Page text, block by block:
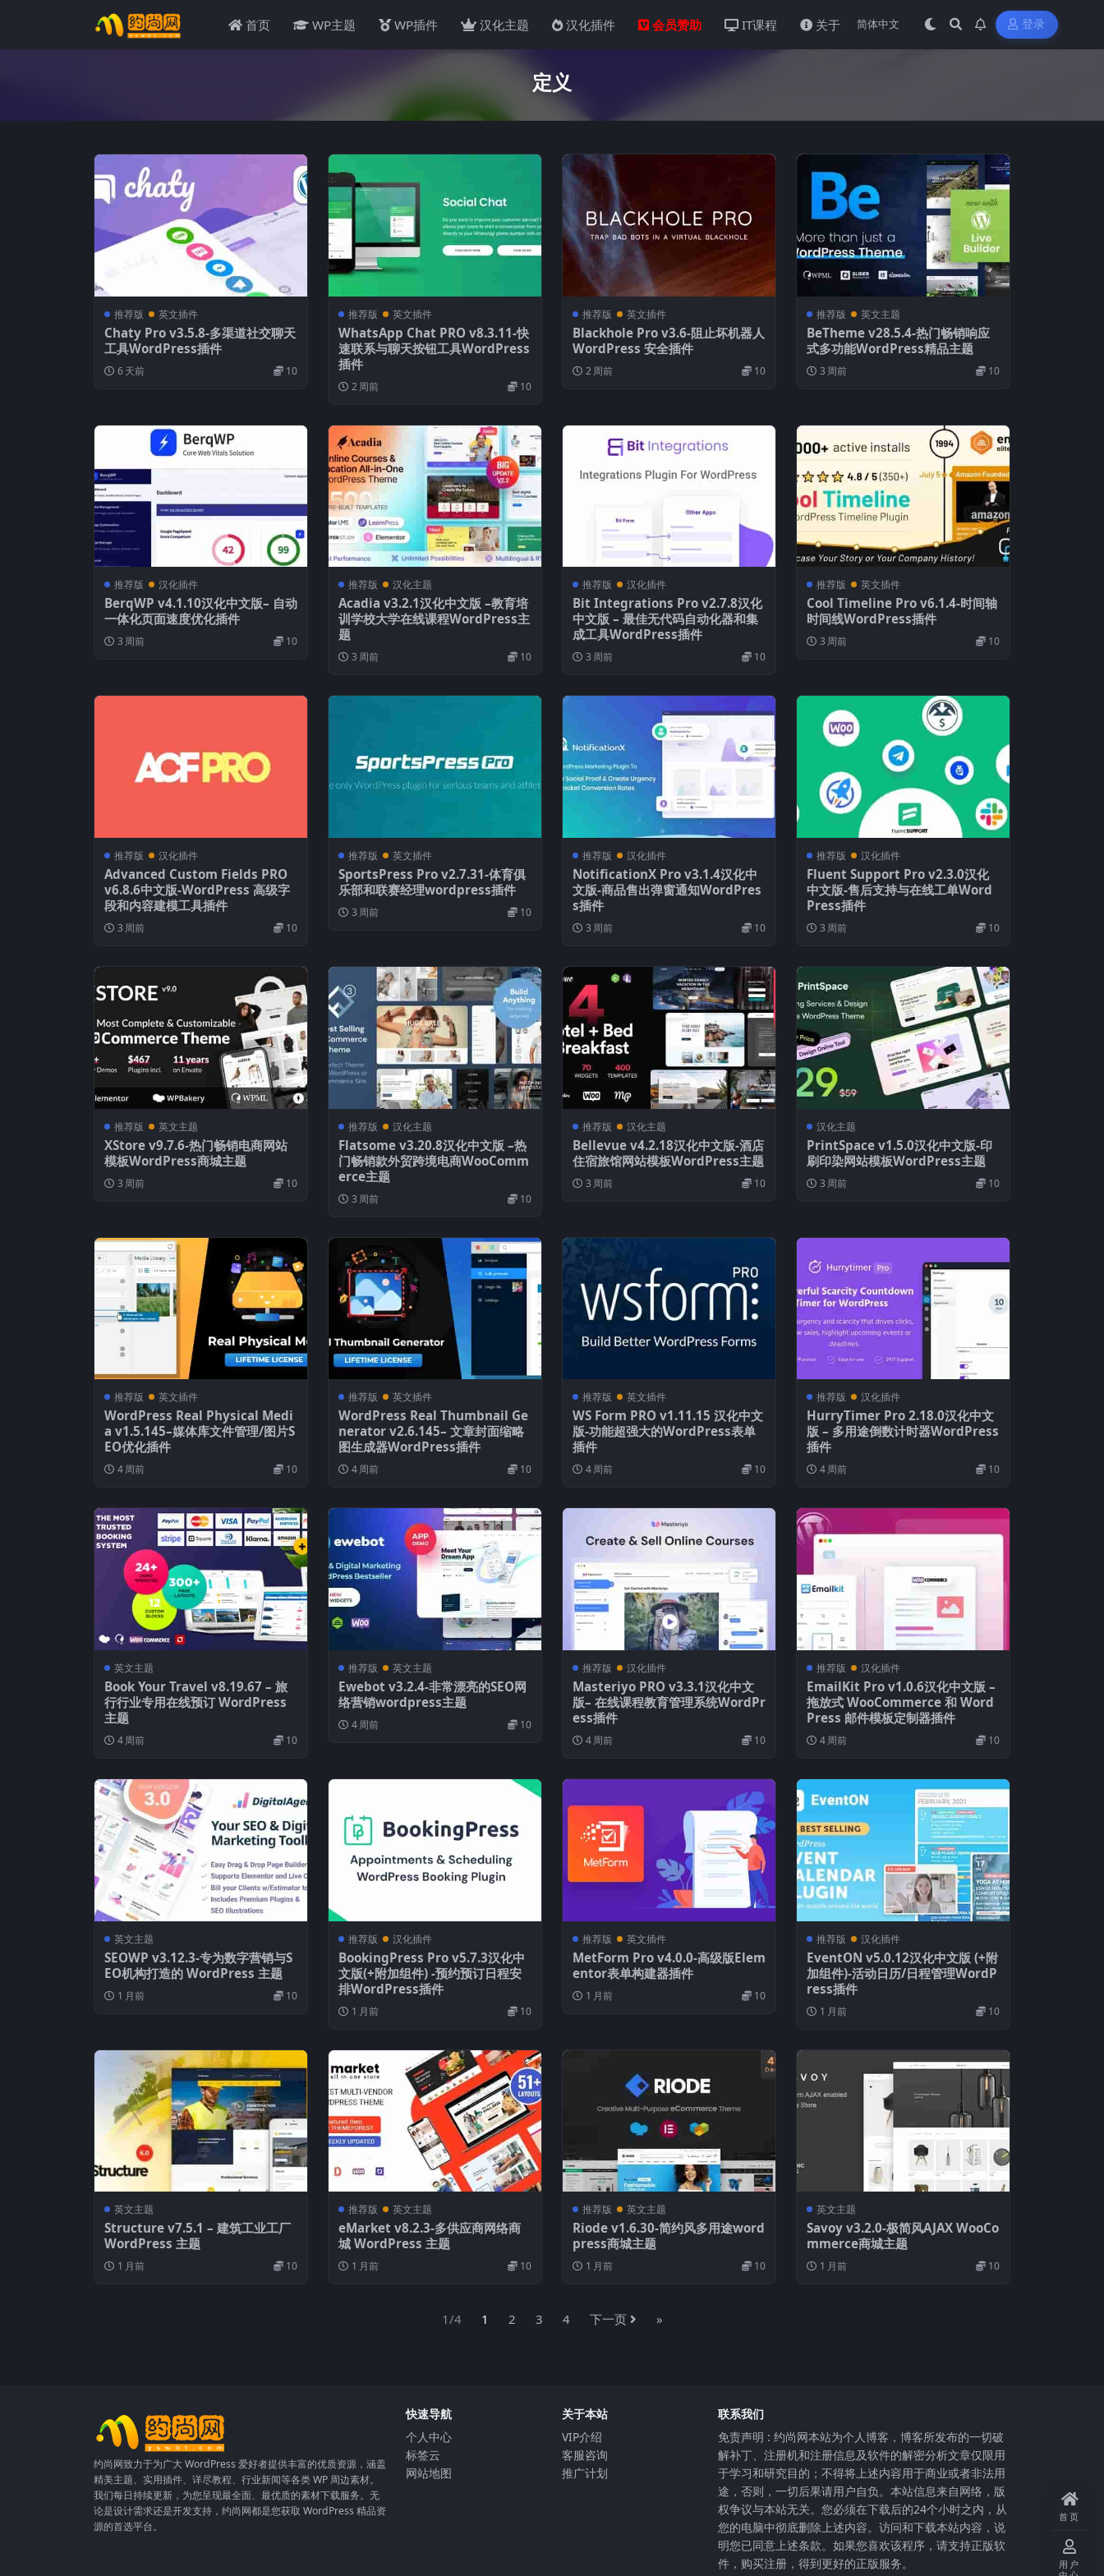
首页 WP主题 WP插件 汉化主题 汉化插件 会员赞助 IT课程 关于 登录
定义
推荐版 英文插件
Chaty Pro v3.5.8-多渠道社交聊天
工具WordPress插件
6 天前 10
推荐版 英文插件
WhatsApp Chat PRO v8.3.11-快
速联系与聊天按钮工具WordPress
插件
2 周前 10
推荐版 英文插件
Blackhole Pro v3.6-阻止坏机器人
WordPress 安全插件
2 周前 10
推荐版 英文主题
BeTheme v28.5.4-热门畅销响应
式多功能WordPress精品主题
3 周前 10
推荐版 汉化插件
BerqWP v4.1.10汉化中文版– 自动
一体化页面速度优化插件
3 周前 10
推荐版 汉化主题
Acadia v3.2.1汉化中文版 –教育培
训学校大学在线课程WordPress主
题
3 周前 10
推荐版 汉化插件
Bit Integrations Pro v2.7.8汉化
中文版 – 最佳无代码自动化器和集
成工具WordPress插件
3 周前 10
推荐版 英文插件
Cool Timeline Pro v6.1.4-时间轴
时间线WordPress插件
3 周前 10
推荐版 汉化插件
Advanced Custom Fields PRO
v6.8.6中文版-WordPress 高级字
段和内容建模工具插件
3 周前 10
推荐版 英文插件
SportsPress Pro v2.7.31-体育俱
乐部和联赛经理wordpress插件
3 周前 10
推荐版 汉化插件
NotificationX Pro v3.1.4汉化中
文版-商品售出弹窗通知WordPres
s插件
3 周前 10
推荐版 汉化插件
Fluent Support Pro v2.3.0汉化
中文版-售后支持与在线工单Word
Press插件
3 周前 10
推荐版 英文主题
XStore v9.7.6-热门畅销电商网站
模板WordPress商城主题
3 周前 10
推荐版 汉化主题
Flatsome v3.20.8汉化中文版 –热
门畅销款外贸跨境电商WooComm
erce主题
3 周前 10
推荐版 汉化主题
Bellevue v4.2.18汉化中文版-酒店
住宿旅馆网站模板WordPress主题
3 周前 10
汉化主题
PrintSpace v1.5.0汉化中文版-印
刷印染网站模板WordPress主题
3 周前 10
推荐版 英文插件
WordPress Real Physical Medi
a v1.5.145–媒体库文件管理/图片S
EO优化插件
4 周前 10
推荐版 英文插件
WordPress Real Thumbnail Ge
nerator v2.6.145– 文章封面缩略
图生成器WordPress插件
4 周前 10
推荐版 英文插件
WS Form PRO v1.11.15 汉化中文
版-功能超强大的WordPress表单
插件
4 周前 10
推荐版 汉化插件
HurryTimer Pro 2.18.0汉化中文
版 – 多用途倒数计时器WordPress
插件
4 周前 10
英文主题
Book Your Travel v8.19.67 – 旅
行行业专用在线预订 WordPress
主题
4 周前 10
推荐版 英文主题
Ewebot v3.2.4-非常漂亮的SEO网
络营销wordpress主题
4 周前 10
推荐版 汉化插件
Masteriyo PRO v3.3.1汉化中文
版– 在线课程教育管理系统WordPr
ess插件
4 周前 10
推荐版 汉化插件
EmailKit Pro v1.0.6汉化中文版 –
拖放式 WooCommerce 和 Word
Press 邮件模板定制器插件
4 周前 10
英文主题
SEOWP v3.12.3-专为数字营销与S
EO机构打造的 WordPress 主题
1 月前 10
推荐版 汉化插件
BookingPress Pro v5.7.3汉化中
文版(+附加组件) -预约预订日程安
排WordPress插件
1 月前 10
推荐版 英文插件
MetForm Pro v4.0.0-高级版Elem
entor表单构建器插件
1 月前 10
推荐版 汉化插件
EventON v5.0.12汉化中文版 (+附
加组件)-活动日历/日程管理WordP
ress插件
1 月前 10
英文主题
Structure v7.5.1 – 建筑工业工厂
WordPress 主题
1 月前 10
推荐版 英文主题
eMarket v8.2.3-多供应商网络商
城 WordPress 主题
1 月前 10
推荐版 英文主题
Riode v1.6.30-简约风多用途word
press商城主题
1 月前 10
英文主题
Savoy v3.2.0-极简风AJAX WooCo
mmerce商城主题
1 月前 10
1/4 1 2 3 4 下一页 »
约尚网致力于为广大 WordPress 爱好者提供丰富的优质资源，涵盖
精美主题、实用插件、详尽教程、行业新闻等各类 WP 周边素材。
我们每日持续更新，为您呈现最全面、最优质的素材下载服务。无
论是设计需求还是开发支持，约尚网都是您获取 WordPress 精品资
源的首选平台。
快速导航
个人中心
标签云
网站地图
关于本站
VIP介绍
客服咨询
推广计划
联系我们
免责声明 : 约尚网本站为个人博客，博客所发布的一切破
解补丁、注册机和注册信息及软件的解密分析文章仅限用
于学习和研究目的；不得将上述内容用于商业或者非法用
途，否则，一切后果请用户自负。本站信息来自网络，版
权争议与本站无关。您必须在下载后的24个小时之内，从
您的电脑中彻底删除上述内容。访问和下载本站内容，说
明您已同意上述条款。如果您喜欢该程序，请支持正版软
件，购买注册，得到更好的正版服务。
首页
用户